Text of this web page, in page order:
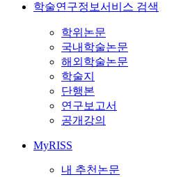
학술연구정보서비스 검색
학위논문
국내학술논문
해외학술논문
학술지
단행본
연구보고서
공개강의
MyRISS
내 추천논문